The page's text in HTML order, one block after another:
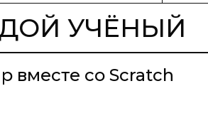
УЧЁНЫЙ
вместе со Scratch